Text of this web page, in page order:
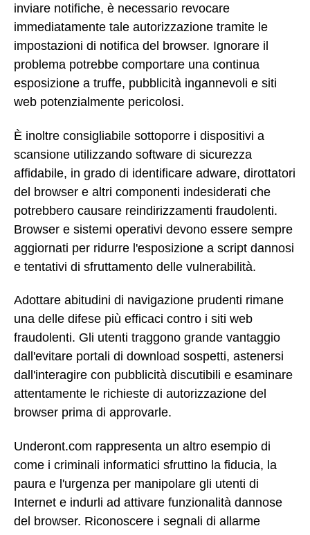
inviare notifiche, è necessario revocare
immediatamente tale autorizzazione tramite le
impostazioni di notifica del browser. Ignorare il
problema potrebbe comportare una continua
esposizione a truffe, pubblicità ingannevoli e siti
web potenzialmente pericolosi.
È inoltre consigliabile sottoporre i dispositivi a
scansione utilizzando software di sicurezza
affidabile, in grado di identificare adware, dirottatori
del browser e altri componenti indesiderati che
potrebbero causare reindirizzamenti fraudolenti.
Browser e sistemi operativi devono essere sempre
aggiornati per ridurre l'esposizione a script dannosi
e tentativi di sfruttamento delle vulnerabilità.
Adottare abitudini di navigazione prudenti rimane
una delle difese più efficaci contro i siti web
fraudolenti. Gli utenti traggono grande vantaggio
dall'evitare portali di download sospetti, astenersi
dall'interagire con pubblicità discutibili e esaminare
attentamente le richieste di autorizzazione del
browser prima di approvarle.
Underont.com rappresenta un altro esempio di
come i criminali informatici sfruttino la fiducia, la
paura e l'urgenza per manipolare gli utenti di
Internet e indurli ad attivare funzionalità dannose
del browser. Riconoscere i segnali di allarme